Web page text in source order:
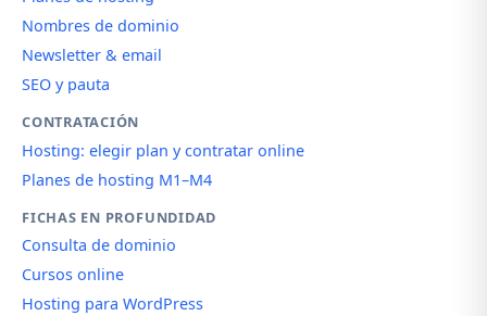
Nombres de dominio
Newsletter & email
SEO y pauta
CONTRATACIÓN
Hosting: elegir plan y contratar online
Planes de hosting M1–M4
FICHAS EN PROFUNDIDAD
Consulta de dominio
Cursos online
Hosting para WordPress